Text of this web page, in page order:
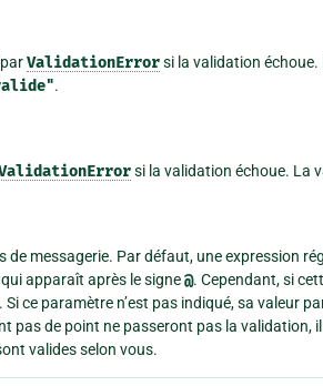
parValidationErrorsi la validation
.
si la validation échoue. La
de messagerie. Par défaut, une expression
apparaît après le signe@. Cependant, si
ce paramètre n’est pas indiqué, sa valeur
pas de point ne passeront pas la validation,
valides selon vous.